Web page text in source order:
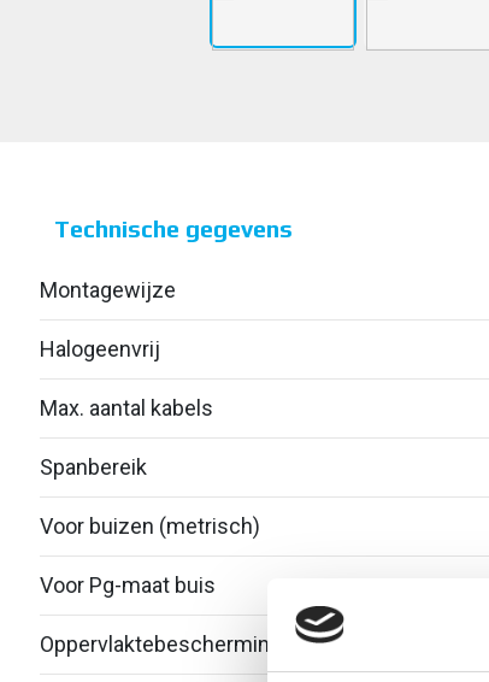
Technische gegevens
Montagewijze
Halogeenvrij
Max. aantal kabels
Spanbereik
Voor buizen (metrisch)
Voor Pg-maat buis
Oppervlaktebescherming klem